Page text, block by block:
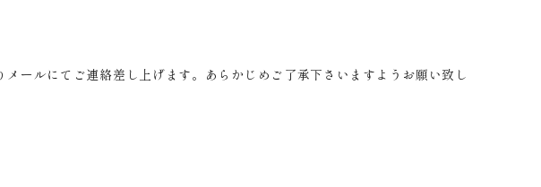
ールにてご連絡差し上げます。あらかじめご了承下さいますようお願い致し